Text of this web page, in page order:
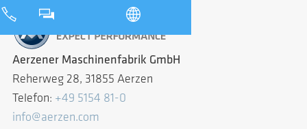
Aerzener Maschinenfabrik GmbH
Reherweg 28, 31855 Aerzen
Telefon: +49 5154 81-0
info@aerzen.com